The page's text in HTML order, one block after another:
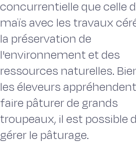
concurrentielle que celle
maïs avec les travaux
la préservation de
l'environnement et des
ressources naturelles.
les éleveurs
faire pâturer de grands
troupeaux, il est possible
gérer le pâturage.